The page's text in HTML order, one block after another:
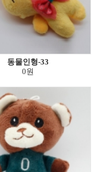
동물인형-33
0원